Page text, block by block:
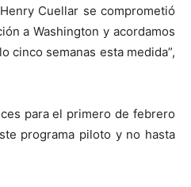
Cuellar se comprometió
a Washington y acordamos
cinco semanas esta medida”,
para el primero de febrero
programa piloto y no hasta